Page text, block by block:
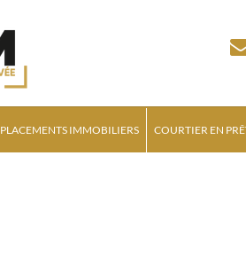
PLACEMENTS IMMOBILIERS COURTIER EN